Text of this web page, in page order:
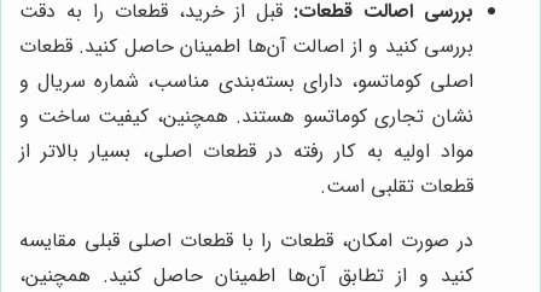
بررسی اصالت قطعات: قبل از خرید، قطعات را به دقت
بررسی کنید و از اصالت آن‌ها اطمینان حاصل کنید. قطعات
اصلی کوماتسو، دارای بسته‌بندی مناسب، شماره سریال و
نشان تجاری کوماتسو هستند. همچنین، کیفیت ساخت و
مواد اولیه به کار رفته در قطعات اصلی، بسیار بالاتر از
قطعات تقلبی است.
در صورت امکان، قطعات را با قطعات اصلی قبلی مقایسه
کنید و از تطابق آن‌ها اطمینان حاصل کنید. همچنین،